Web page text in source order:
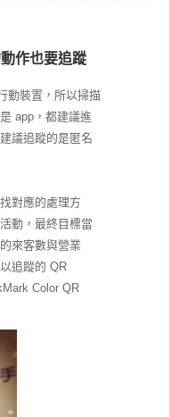
作也要追蹤
動裝置，所以掃描
app，都建議進
議追蹤的是匿名
對應的處理方
動，最終目標當
來客數與營業
追蹤的 QR
Color QR